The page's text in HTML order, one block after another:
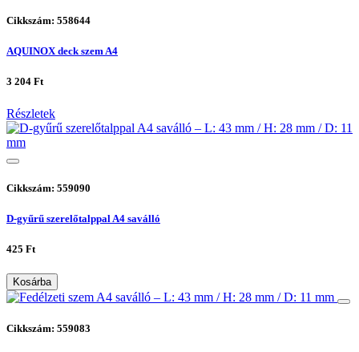
Cikkszám: 558644
AQUINOX deck szem A4
3 204 Ft
Részletek
Cikkszám: 559090
D-gyűrű szerelőtalppal A4 saválló
425 Ft
Kosárba
Cikkszám: 559083